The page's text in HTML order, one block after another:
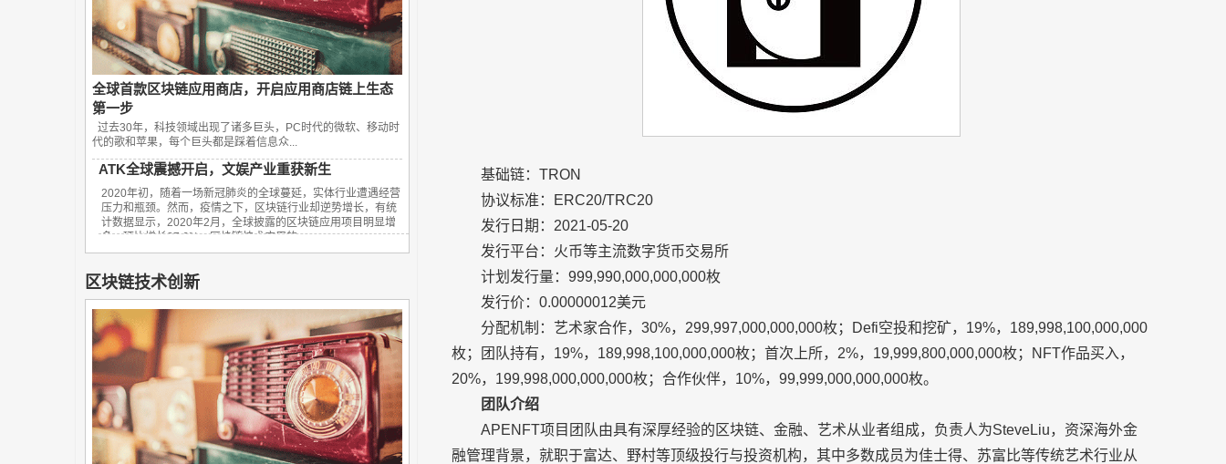
全球首款区块链应用商店，开启应用商店链上生态
第一步
过去30年，科技领域出现了诸多巨头，PC时代的微软、移动时
代的歌和苹果，每个巨头都是踩着信息众...
ATK全球震撼开启，文娱产业重获新生
2020年初，随着一场新冠肺炎的全球蔓延，实体行业遭遇经营
压力和瓶颈。然而，疫情之下，区块链行业却逆势增长，有统
计数据显示，2020年2月，全球披露的区块链应用项目明显增
多，环比增长27.6%。区块链技术应用的...
区块链技术创新
基础链：TRON
协议标准：ERC20/TRC20
发行日期：2021-05-20
发行平台：火币等主流数字货币交易所
计划发行量：999,990,000,000,000枚
发行价：0.00000012美元
分配机制：艺术家合作，30%，299,997,000,000,000枚；Defi空投和挖矿，19%，189,998,100,000,000
枚；团队持有，19%，189,998,100,000,000枚；首次上所，2%，19,999,800,000,000枚；NFT作品买入，
20%，199,998,000,000,000枚；合作伙伴，10%，99,999,000,000,000枚。
团队介绍
APENFT项目团队由具有深厚经验的区块链、金融、艺术从业者组成，负责人为SteveLiu，资深海外金
融管理背景，就职于富达、野村等顶级投行与投资机构，其中多数成员为佳士得、苏富比等传统艺术行业从